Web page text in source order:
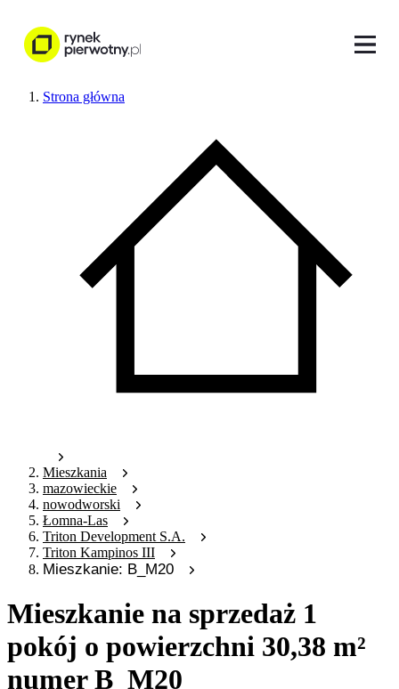
Strona główna
Mieszkania
mazowieckie
nowodworski
Łomna-Las
Triton Development S.A.
Triton Kampinos III
Mieszkanie: B_M20
Mieszkanie na sprzedaż 1
pokój o powierzchni 30,38 m²
numer B_M20